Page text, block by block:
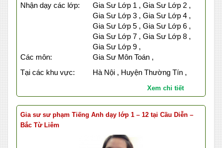
Nhận dạy các lớp:
Gia Sư Lớp 1 , Gia Sư Lớp 2 ,
Gia Sư Lớp 3 , Gia Sư Lớp 4 ,
Gia Sư Lớp 5 , Gia Sư Lớp 6 ,
Gia Sư Lớp 7 , Gia Sư Lớp 8 ,
Gia Sư Lớp 9 ,
Các môn:
Gia Sư Môn Toán ,
Tại các khu vực:
Hà Nội , Huyện Thường Tín ,
Xem chi tiết
Gia sư sư phạm Tiếng Anh dạy lớp 1 – 12 tại Cầu Diễn –
Bắc Từ Liêm